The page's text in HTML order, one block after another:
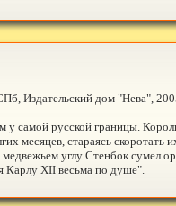
Издательский дом "Нева",
у самой русской границы.
месяцев, стараясь скоротать
углу Стенбок сумел
Карлу XII весьма по душе".